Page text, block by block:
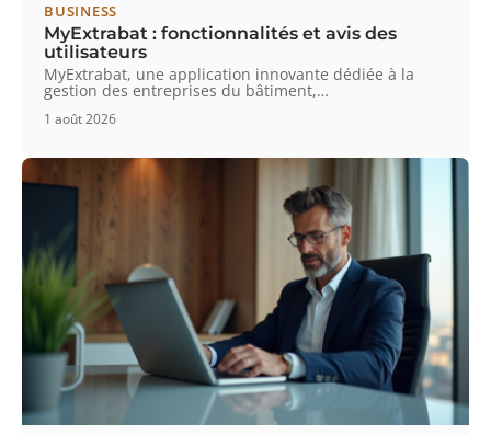
BUSINESS
MyExtrabat : fonctionnalités et avis des
utilisateurs
MyExtrabat, une application innovante dédiée à la
gestion des entreprises du bâtiment,…
1 août 2026